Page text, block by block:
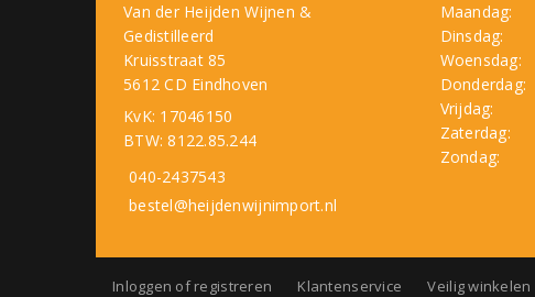
Van der Heijden Wijnen &
Gedistilleerd
Kruisstraat 85
5612 CD Eindhoven
KvK: 17046150
BTW: 8122.85.244
040-2437543
bestel@heijdenwijnimport.nl
Maandag:
Dinsdag:
Woensdag:
Donderdag:
Vrijdag:
Zaterdag:
Zondag:
Inloggen of registreren Klantenservice Veilig winkelen